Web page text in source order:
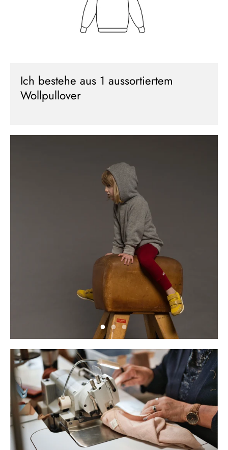
Ich bestehe aus 1 aussortiertem
Wollpullover
Willkommensrabatt auf deine erste Bestellung